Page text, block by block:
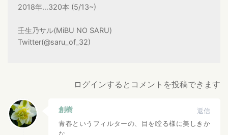
2018年…320本 (5/13~)
壬生乃サル(MiBU NO SARU)
Twitter(@saru_of_32)
ログインするとコメントを投稿できます
創樹
返信
青春というフィルターの、目を瞠る様に美しきか